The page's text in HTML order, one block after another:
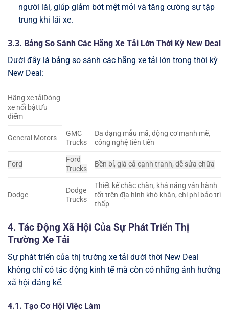
người lái, giúp giảm bớt mệt mỏi và tăng cường sự tập
trung khi lái xe.
3.3. Bảng So Sánh Các Hãng Xe Tải Lớn Thời Kỳ New Deal
Dưới đây là bảng so sánh các hãng xe tải lớn trong thời kỳ
New Deal:
Hãng xe tảiDòng
xe nổi bậtƯu
điểm
General Motors
GMC
Trucks
Đa dạng mẫu mã, động cơ mạnh mẽ,
công nghệ tiên tiến
Ford
Ford
Trucks
Bền bỉ, giá cả cạnh tranh, dễ sửa chữa
Dodge
Dodge
Trucks
Thiết kế chắc chắn, khả năng vận hành
tốt trên địa hình khó khăn, chi phí bảo trì
thấp
4. Tác Động Xã Hội Của Sự Phát Triển Thị
Trường Xe Tải
Sự phát triển của thị trường xe tải dưới thời New Deal
không chỉ có tác động kinh tế mà còn có những ảnh hưởng
xã hội đáng kể.
4.1. Tạo Cơ Hội Việc Làm